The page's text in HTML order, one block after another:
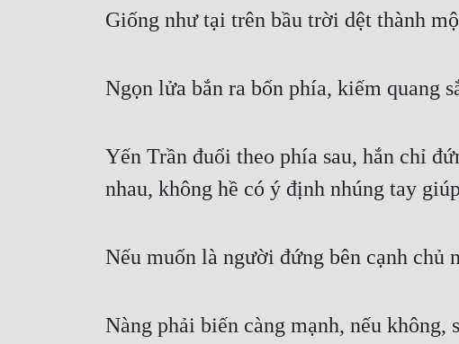
Giống như tại trên bầu trời dệt thành
Ngọn lửa bắn ra bốn phía, kiếm quang
Yến Trần đuổi theo phía sau, hắn chỉ
nhau, không hề có ý định nhúng tay
Nếu muốn là người đứng bên cạnh chủ
Nàng phải biến càng mạnh, nếu không,